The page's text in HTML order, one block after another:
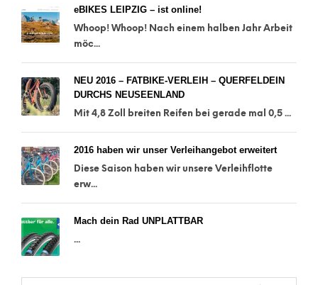
eBIKES LEIPZIG – ist online!
Whoop! Whoop! Nach einem halben Jahr Arbeit
möc...
NEU 2016 – FATBIKE-VERLEIH – QUERFELDEIN
DURCHS NEUSEENLAND
Mit 4,8 Zoll breiten Reifen bei gerade mal 0,5 ...
2016 haben wir unser Verleihangebot erweitert
Diese Saison haben wir unsere Verleihflotte
erw...
Mach dein Rad UNPLATTBAR
...